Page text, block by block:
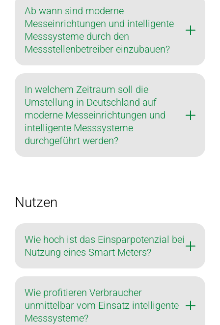
Ab wann sind moderne
Messeinrichtungen und intelligente
Messsysteme durch den
Messstellenbetreiber einzubauen?
In welchem Zeitraum soll die
Umstellung in Deutschland auf
moderne Messeinrichtungen und
intelligente Messsysteme
durchgeführt werden?
Nutzen
Wie hoch ist das Einsparpotenzial bei
Nutzung eines Smart Meters?
Wie profitieren Verbraucher
unmittelbar vom Einsatz intelligente
Messsysteme?